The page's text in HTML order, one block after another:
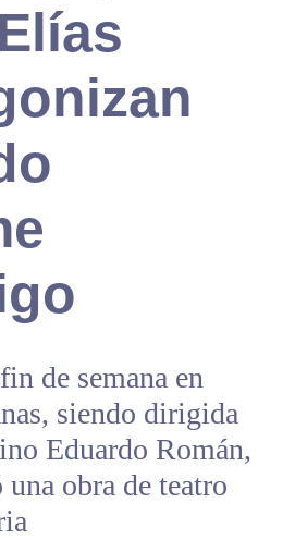
de semana en
siendo dirigida
Eduardo Román,
obra de teatro